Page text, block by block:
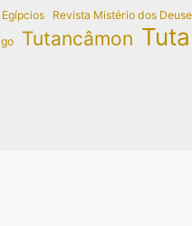
Revista Mistério dos
Tutancâmon